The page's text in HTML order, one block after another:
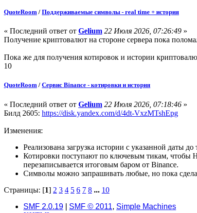
QuoteRoom / Поддерживаемые символы - real time + история
« Последний ответ от Gelium 22 Июля 2026, 07:26:49 »
Получение криптовалют на стороне сервера пока
Пока же для получения котировок и истории
10
QuoteRoom / Сервис Binance - котировки и история
« Последний ответ от Gelium 22 Июля 2026, 07:18:46 »
Билд 2605: https://disk.yandex.com/d/4dt-VxzMTshEpg
Изменения:
Реализована загрузка истории с указанной даты
Котировки поступают по ключевым тикам, чтобы
перезаписывается итоговым баром от Binance.
Символы можно запрашивать любые, но пока
Страницы: [1] 2 3 4 5 6 7 8 ... 10
SMF 2.0.19
SMF © 2011, Simple Machines